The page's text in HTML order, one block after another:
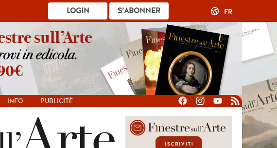
S’ABONNER
LOGIN FR
INFO PUBLICITÉ